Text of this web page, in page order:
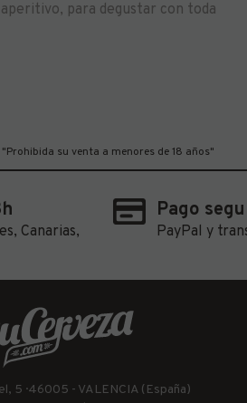
para degustar con toda
su venta a menores de 18 años"
Canarias,
Pago
PayPal y
5 · 46005 - VALENCIA (España)